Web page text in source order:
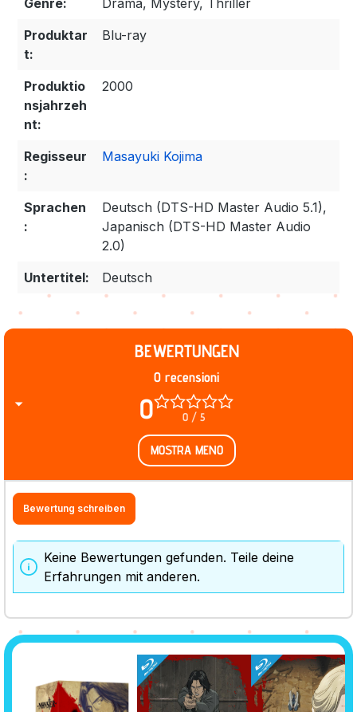
Genre:
Drama, Mystery, Thriller
Produktar
t:
Blu-ray
Produktio
nsjahrzeh
nt:
2000
Regisseur
:
Masayuki Kojima
Sprachen
:
Deutsch (DTS-HD Master Audio 5.1),
Japanisch (DTS-HD Master Audio
2.0)
Untertitel:
Deutsch
BEWERTUNGEN
0 0 / 5
0 recensioni
MOSTRA MENO
Bewertung schreiben
Keine Bewertungen gefunden. Teile deine
Erfahrungen mit anderen.